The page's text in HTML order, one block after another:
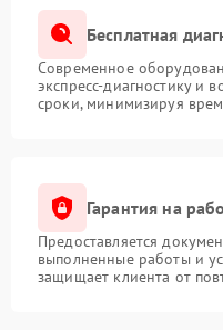
Бесплатная
Современное
экспресс-диагностику и
сроки, минимизируя
Гарантия на
Предоставляется
выполненные работы и
защищает клиента от